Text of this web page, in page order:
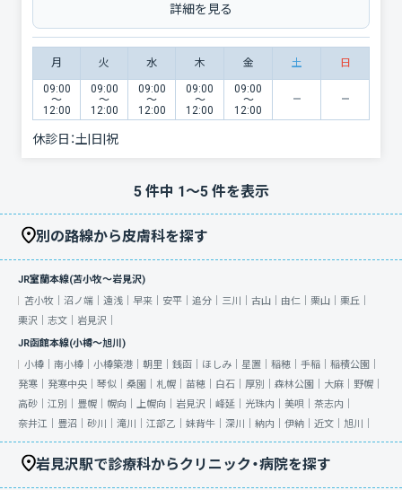
詳細を見る
月 火 水 木 金 土 日
09:00
〜
12:00
09:00
〜
12:00
09:00
〜
12:00
09:00
〜
12:00
09:00
〜
12:00
休診日：土|日|祝
5件中 1〜5件を表示
別の路線から皮膚科を探す
JR室蘭本線(苫小牧～岩見沢)
苫小牧｜ 沼ノ端｜ 遠浅｜ 早来｜ 安平｜ 追分｜ 三川｜ 古山｜ 由仁｜ 栗山｜ 栗丘｜
栗沢｜ 志文｜ 岩見沢｜
JR函館本線(小樽～旭川)
小樽｜ 南小樽｜ 小樽築港｜ 朝里｜ 銭函｜ ほしみ｜ 星置｜ 稲穂｜ 手稲｜ 稲積公園｜
発寒｜ 発寒中央｜ 琴似｜ 桑園｜ 札幌｜ 苗穂｜ 白石｜ 厚別｜ 森林公園｜ 大麻｜ 野幌｜
高砂｜ 江別｜ 豊幌｜ 幌向｜ 上幌向｜ 岩見沢｜ 峰延｜ 光珠内｜ 美唄｜ 茶志内｜
奈井江｜ 豊沼｜ 砂川｜ 滝川｜ 江部乙｜ 妹背牛｜ 深川｜ 納内｜ 伊納｜ 近文｜ 旭川｜
岩見沢駅で診療科からクリニック・病院を探す